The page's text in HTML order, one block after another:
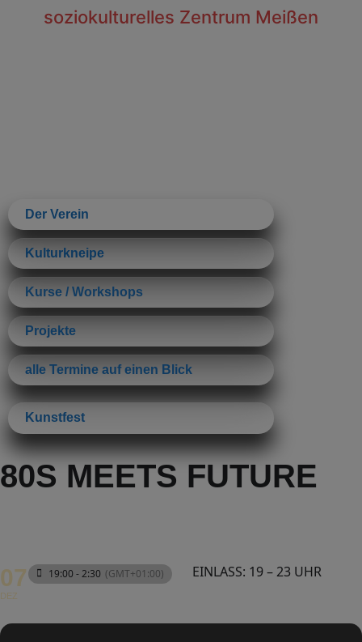
soziokulturelles Zentrum Meißen
Der Verein
Kulturkneipe
Kurse / Workshops
Projekte
alle Termine auf einen Blick
Kunstfest
80S MEETS FUTURE
07
DEZ
19:00 - 2:30 (GMT+01:00) EINLASS: 19 – 23 UHR